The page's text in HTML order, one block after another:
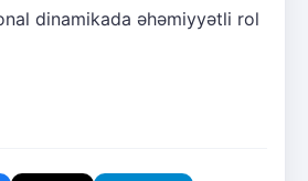
dinamikada əhəmiyyətli rol